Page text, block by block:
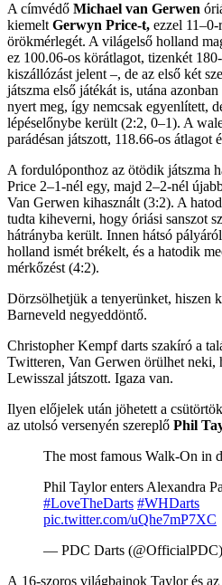
A címvédő Michael van Gerwen
kiemelt Gerwyn Price-t, ezzel
örökmérlegét. A világelső holland
ez 100.06-os körátlagot, tizenkét
kiszállózást jelent –, de az első két
játszma első játékát is, utána
nyert meg, így nemcsak egyenlített,
lépéselőnybe került (2:2, 0–1). A
parádésan játszott, 118.66-os átlagot
A fordulóponthoz az ötödik játszma
Price 2–1-nél egy, majd 2–2-nél
Van Gerwen kihasznált (3:2). A
tudta kiheverni, hogy óriási sanszot
hátrányba került. Innen hátsó
holland ismét brékelt, és a hatodik
mérkőzést (4:2).
Dörzsölhetjük a tenyerünket, hiszen
Barneveld negyeddöntő.
Christopher Kempf darts szakíró a
Twitteren, Van Gerwen örülhet neki,
Lewisszal játszott. Igaza van.
Ilyen előjelek után jöhetett a
az utolsó versenyén szereplő Phil
The most famous Walk-On in
Phil Taylor enters Alexandra
#LoveTheDarts #WHDarts
pic.twitter.com/uQhe7mP7XC
— PDC Darts (@OfficialPDC)
A 16-szoros világbajnok Taylor és